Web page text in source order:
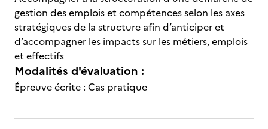
gestion des emplois et compétences selon les axes
stratégiques de la structure afin d’anticiper et
d’accompagner les impacts sur les métiers, emplois
et effectifs
Modalités d'évaluation :
Épreuve écrite : Cas pratique